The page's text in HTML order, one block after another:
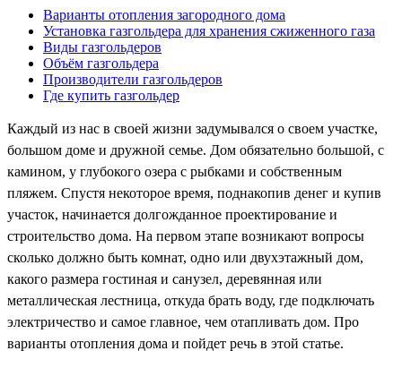
Варианты отопления загородного дома
Установка газгольдера для хранения сжиженного газа
Виды газгольдеров
Объём газгольдера
Производители газгольдеров
Где купить газгольдер
Каждый из нас в своей жизни задумывался о своем участке,
большом доме и дружной семье. Дом обязательно большой, с
камином, у глубокого озера с рыбками и собственным
пляжем. Спустя некоторое время, поднакопив денег и купив
участок, начинается долгожданное проектирование и
строительство дома. На первом этапе возникают вопросы
сколько должно быть комнат, одно или двухэтажный дом,
какого размера гостиная и санузел, деревянная или
металлическая лестница, откуда брать воду, где подключать
электричество и самое главное, чем отапливать дом. Про
варианты отопления дома и пойдет речь в этой статье.